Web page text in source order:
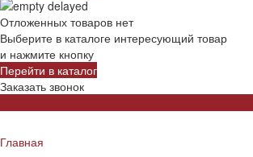
Отложенных товаров нет
Выберите в каталоге интересующий товар
и нажмите кнопку
Перейти в каталог
Заказать звонок
Главная